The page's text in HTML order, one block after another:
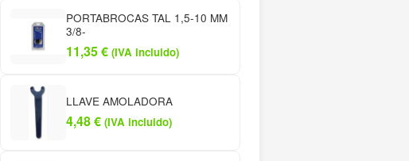
PORTABROCAS TAL 1,5-10 MM
3/8-
11,35€ (IVA incluido)
LLAVE AMOLADORA
4,48€ (IVA incluido)